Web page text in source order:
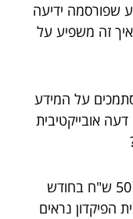
שפורסמה ידיעה
זה משפיע על
על המידע
אובייקטיבית
חיסכון של 50 ש"ח בחודש
של 0.5% בריבית הפיקדון נראים